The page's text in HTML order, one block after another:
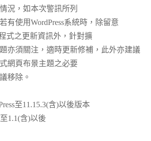
況，如本次警訊所列
有使用WordPress系統時，除留意
式之更新資訊外，針對擴
亦須關注，適時更新修補，此外亦建議
網頁布景主題之必要
移除。
至11.15.3(含)以後版本
1.1(含)以後